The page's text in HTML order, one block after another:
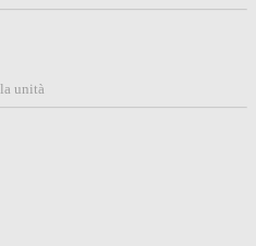
unità